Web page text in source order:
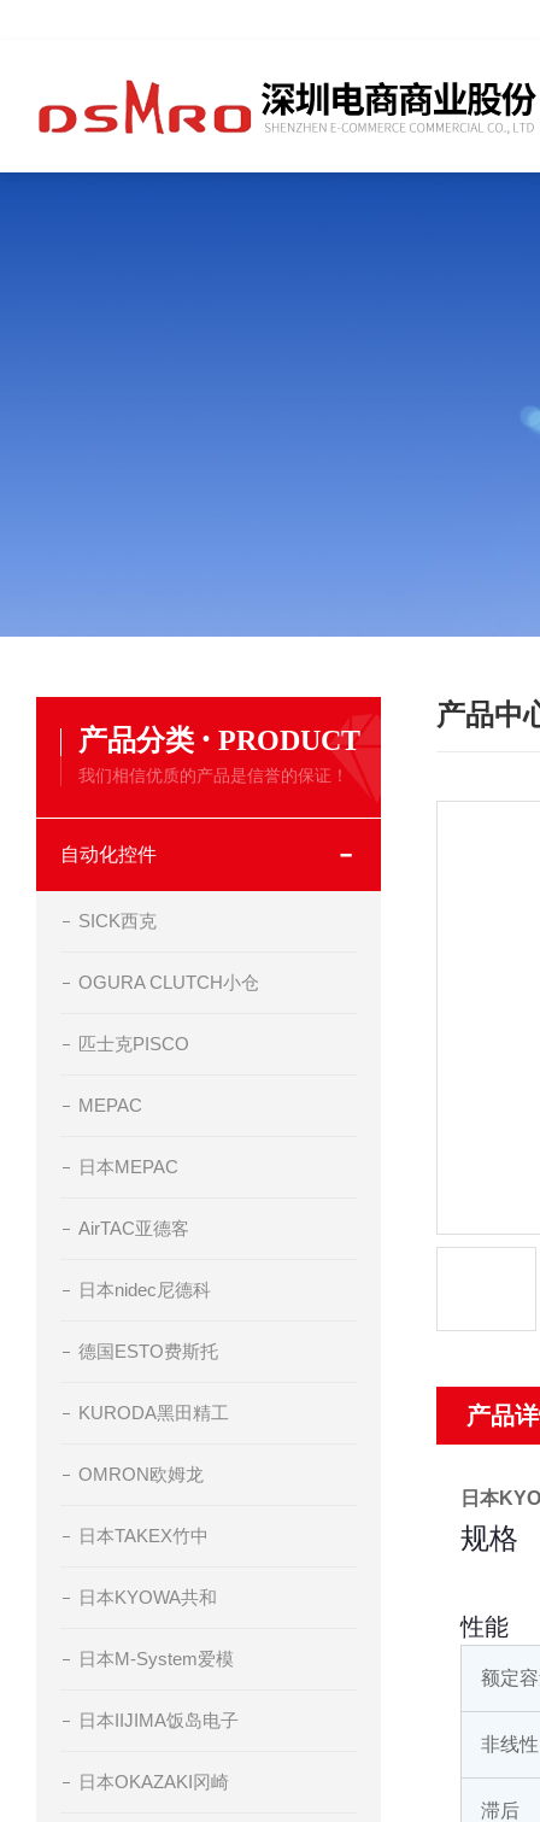
产品分类 · PRODUCT
我们相信优质的产品是信誉的保证！
自动化控件
SICK西克
OGURA CLUTCH小仓
匹士克PISCO
MEPAC
日本MEPAC
AirTAC亚德客
日本nidec尼德科
德国ESTO费斯托
KURODA黑田精工
OMRON欧姆龙
日本TAKEX竹中
日本KYOWA共和
日本M-System爱模
日本IIJIMA饭岛电子
日本OKAZAKI冈崎
产品中
产品
日本
规格
性能
额定
非线性
滞后